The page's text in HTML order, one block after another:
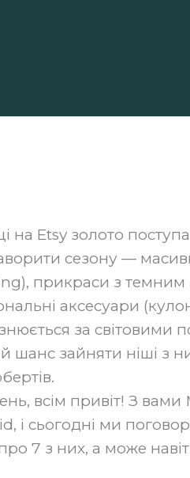
на Etsy золото
сезону —
прикраси з
аксесуари
за світовими
шанс зайняти ніші з
всім привіт! З вами
і сьогодні ми
7 з них, а може